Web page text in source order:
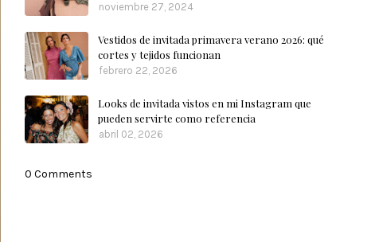
noviembre 27, 2024
Vestidos de invitada primavera verano 2026: qué
cortes y tejidos funcionan
febrero 22, 2026
Looks de invitada vistos en mi Instagram que
pueden servirte como referencia
abril 02, 2026
0 Comments